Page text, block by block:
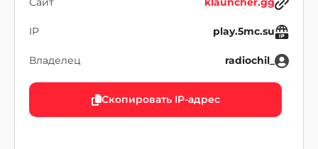
IP play.5mc.su
Владелец radiochil_
Скопировать IP-адрес